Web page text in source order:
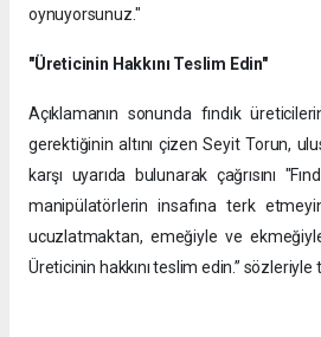
oynuyorsunuz."
"Üreticinin Hakkını Teslim Edin"
Açıklamanın sonunda fındık
gerektiğinin altını çizen Seyit Torun,
karşı uyarıda bulunarak çağrısını
manipülatörlerin insafına terk
ucuzlatmaktan, emeğiyle ve
Üreticinin hakkını teslim edin.” sözleriyle